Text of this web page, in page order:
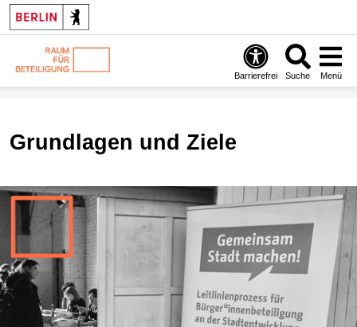
Barrierefrei Suche Menü
Grundlagen und Ziele